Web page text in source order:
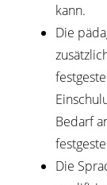
kann.
Die
Bedarf
Die